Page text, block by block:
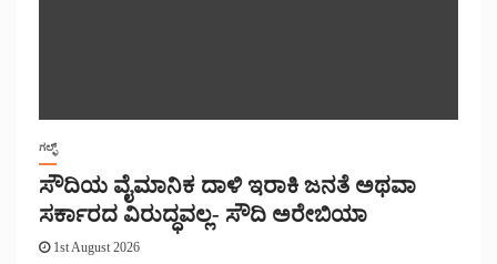
ಗಲ್ಫ್
ಸೌದಿಯ ವೈಮಾನಿಕ ದಾಳಿ ಇರಾಕಿ ಜನತೆ ಅಥವಾ
ಸರ್ಕಾರದ ವಿರುದ್ಧವಲ್ಲ- ಸೌದಿ ಅರೇಬಿಯಾ
1st August 2026